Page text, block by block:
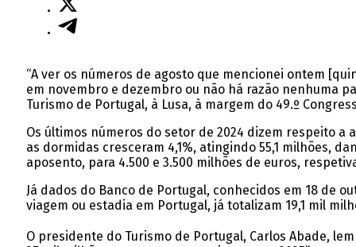
“A ver os números de agosto que mencionei ontem
em novembro e dezembro ou não há razão nenhuma
Turismo de Portugal, à Lusa, à margem do 49.º
Os últimos números do setor de 2024 dizem respeito
as dormidas cresceram 4,1%, atingindo 55,1 milhões,
aposento, para 4.500 e 3.500 milhões de euros,
Já dados do Banco de Portugal, conhecidos em 18 de
viagem ou estadia em Portugal, já totalizam 19,1 mil
O presidente do Turismo de Portugal, Carlos Abade,